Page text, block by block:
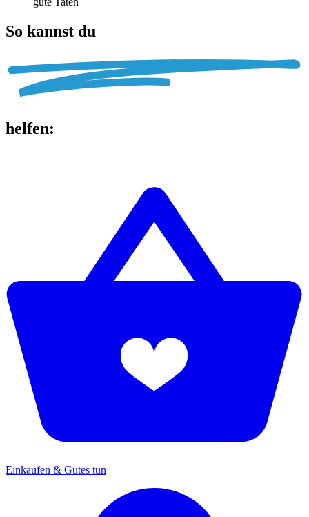
So kannst du
helfen:
Einkaufen & Gutes tun